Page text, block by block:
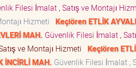
Filesi İmalat , Satış ve Montajı
Hizmeti Keçiören ETLİK
MAH. Güvenlik Filesi İmalat ,
ve Montajı Hizmeti
Keçiören
İNCİRLİ MAH. Güvenlik Filesi İmalat ,